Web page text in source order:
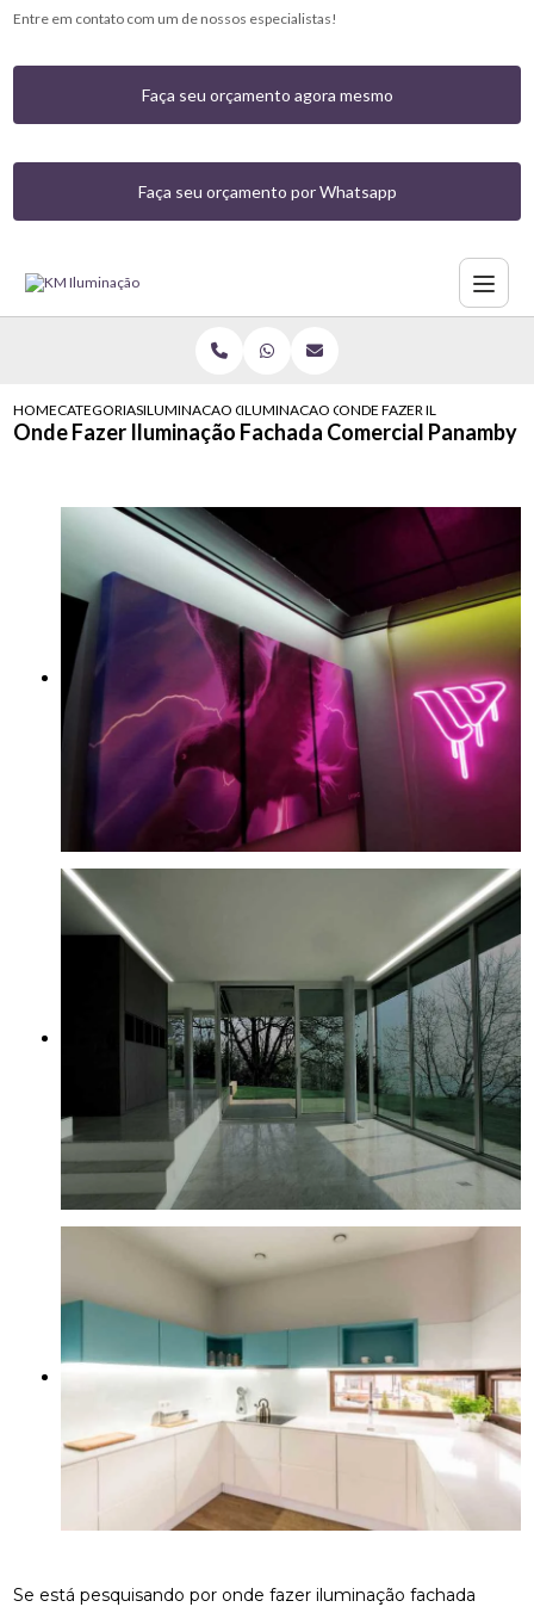
Entre em contato com um de nossos especialistas!
Faça seu orçamento agora mesmo
Faça seu orçamento por Whatsapp
HOMECATEGORIASILUMINACAO COMERCIALILUMINACAO COMERCIAL COM LED
ONDE FAZER ILUMINACAO
Onde Fazer Iluminação Fachada Comercial Panamby
Se está pesquisando por onde fazer iluminação fachada